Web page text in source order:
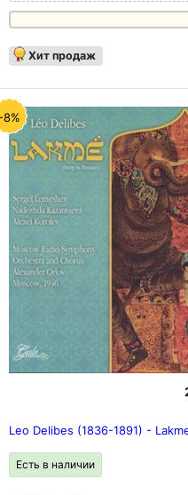
Хит продаж
8%
Leo Delibes (1836-1891) -
Есть в наличии